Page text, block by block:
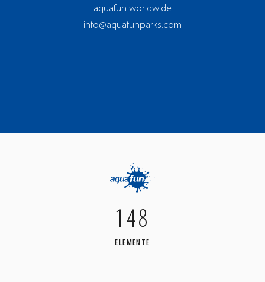
aquafun worldwide
info@aquafunparks.com
148
ELEMENTE